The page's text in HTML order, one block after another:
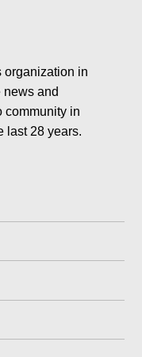
organization in
news and
community in
last 28 years.